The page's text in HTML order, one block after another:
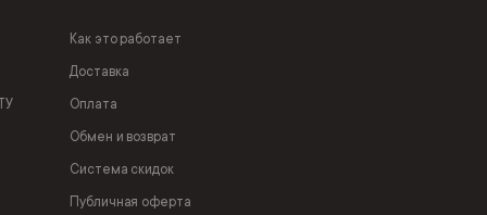
Как это работает
Доставка
Оплата
Обмен и возврат
Система скидок
Публичная оферта